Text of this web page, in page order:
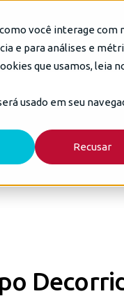
você interage com
e para análises e
que usamos, leia
usado em seu
Recusar
Cases Carreiras